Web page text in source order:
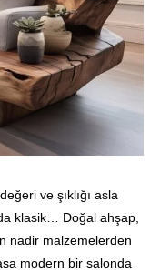
ve şıklığı asla
klasik… Doğal ahşap,
nadir malzemelerden
modern bir salonda